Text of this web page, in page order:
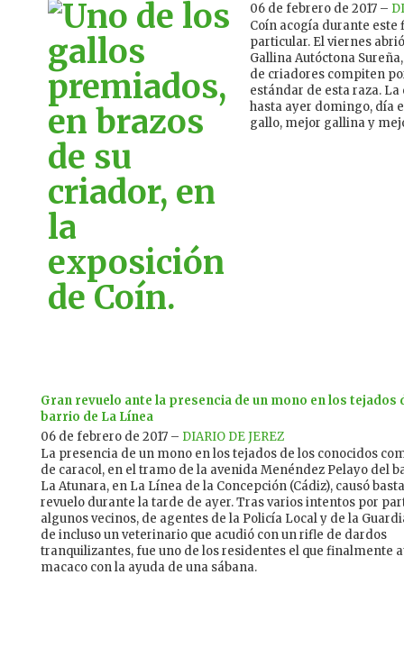
06 de febrero de 2017 –
Coín acogía durante este
particular. El viernes
Gallina Autóctona
de criadores compiten
estándar de esta raza.
hasta ayer domingo, día
gallo, mejor gallina y
Gran revuelo ante la presencia de un mono en los tejados
barrio de La Línea
06 de febrero de 2017 – DIARIO DE JEREZ
La presencia de un mono en los tejados de los conocidos
de caracol, en el tramo de la avenida Menéndez Pelayo del
La Atunara, en La Línea de la Concepción (Cádiz), causó
revuelo durante la tarde de ayer. Tras varios intentos por
algunos vecinos, de agentes de la Policía Local y de la
de incluso un veterinario que acudió con un rifle de dardos
tranquilizantes, fue uno de los residentes el que finalmente
macaco con la ayuda de una sábana.